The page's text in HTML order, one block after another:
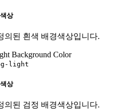
상
의된 흰색 배경색상입니다.
Background Color
light
상
의된 검정 배경색상입니다.